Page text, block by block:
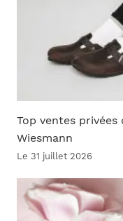
Top ventes
Wiesmann
Le 31 juillet 2026